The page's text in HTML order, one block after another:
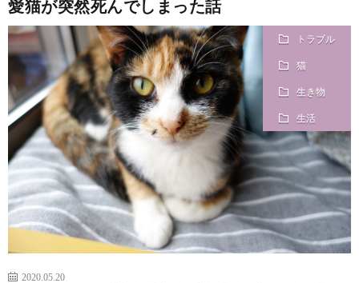
愛猫が突然死んでしまった話
トラブル
猫
生き物
生活
2020.05.20